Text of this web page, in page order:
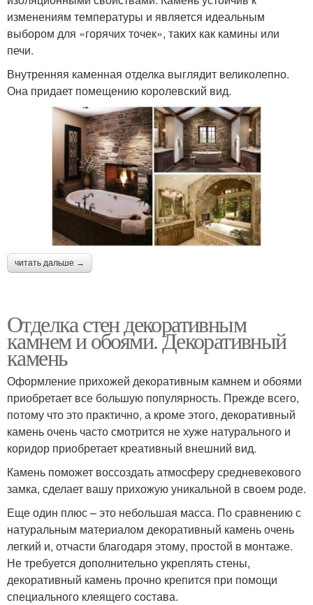
изменениям температуры и является идеальным
выбором для «горячих точек», таких как камины или
печи.
Внутренняя каменная отделка выглядит великолепно.
Она придает помещению королевский вид.
читать дальше →
Отделка стен декоративным
камнем и обоями. Декоративный
камень
Оформление прихожей декоративным камнем и обоями
приобретает все большую популярность. Прежде всего,
потому что это практично, а кроме этого, декоративный
камень очень часто смотрится не хуже натурального и
коридор приобретает креативный внешний вид.
Камень поможет воссоздать атмосферу средневекового
замка, сделает вашу прихожую уникальной в своем роде.
Еще один плюс – это небольшая масса. По сравнению с
натуральным материалом декоративный камень очень
легкий и, отчасти благодаря этому, простой в монтаже.
Не требуется дополнительно укреплять стены,
декоративный камень прочно крепится при помощи
специального клеящего состава.